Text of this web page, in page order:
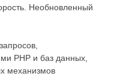
Необновленный
PHP и баз данных,
механизмов